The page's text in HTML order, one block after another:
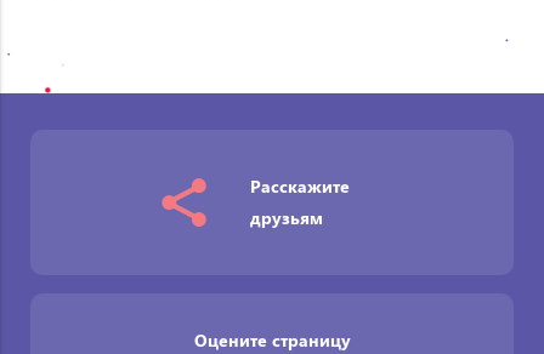
Расскажите
друзьям
Оцените страницу